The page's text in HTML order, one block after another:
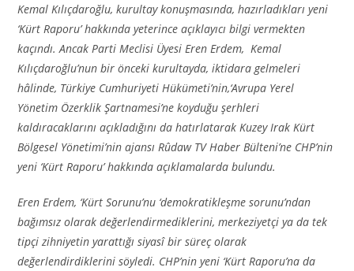
Kemal Kılıçdaroğlu, kurultay konuşmasında, hazırladıkları yeni
‘Kürt Raporu’ hakkında yeterince açıklayıcı bilgi vermekten
kaçındı. Ancak Parti Meclisi Üyesi Eren Erdem, Kemal
Kılıçdaroğlu’nun bir önceki kurultayda, iktidara gelmeleri
hâlinde, Türkiye Cumhuriyeti Hükümeti’nin,‘Avrupa Yerel
Yönetim Özerklik Şartnamesi’ne koyduğu şerhleri
kaldıracaklarını açıkladığını da hatırlatarak Kuzey Irak Kürt
Bölgesel Yönetimi’nin ajansı Rûdaw TV Haber Bülteni’ne CHP’nin
yeni ‘Kürt Raporu’ hakkında açıklamalarda bulundu.
Eren Erdem, ‘Kürt Sorunu’nu ‘demokratikleşme sorunu’ndan
bağımsız olarak değerlendirmediklerini, merkeziyetçi ya da tek
tipçi zihniyetin yarattığı siyasî bir süreç olarak
değerlendirdiklerini söyledi. CHP’nin yeni ‘Kürt Raporu’na da